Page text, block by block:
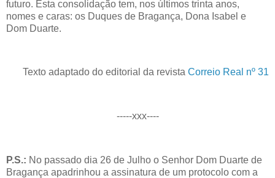
futuro. Esta consolidação tem, nos últimos trinta anos,
nomes e caras: os Duques de Bragança, Dona Isabel e
Dom Duarte.
Texto adaptado do editorial da revista Correio Real nº 31
-----xxx----
P.S.: No passado dia 26 de Julho o Senhor Dom Duarte de
Bragança apadrinhou a assinatura de um protocolo com a